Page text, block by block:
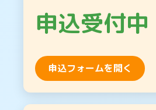
申込受付中
申込フォームを開く